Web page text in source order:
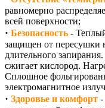
равномерно
всей поверхности;
· Безопасность -
защищен от пересушки
длительного
сжигает кислород.
Сплошное
электромагнитное
· Здоровье и комфорт -